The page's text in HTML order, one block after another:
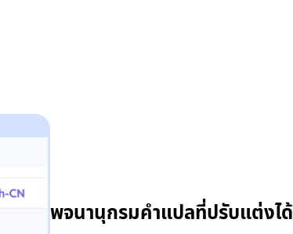
พจนานุกรมคำแปลที่ปรับแต่งได้